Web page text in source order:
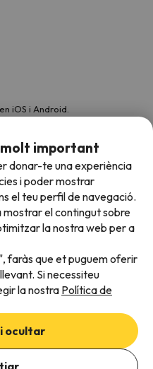
la disponibilitat
iOS i Android.
molt important
donar-te una experiència
i poder mostrar
el teu perfil de navegació.
mostrar el contingut sobre
la nostra web per a
faràs que et puguem oferir
Si necessiteu
la nostra Política de
ocultar